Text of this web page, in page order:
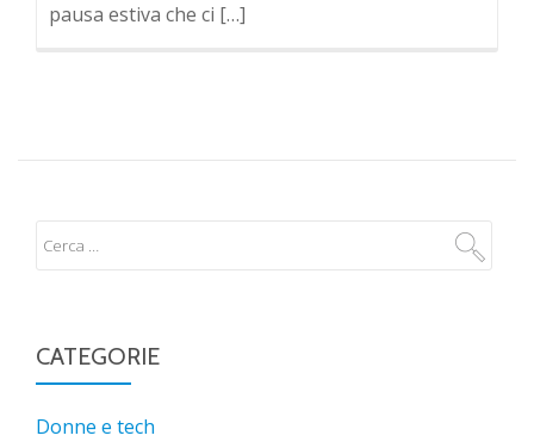
pausa estiva che ci […]
CATEGORIE
Donne e tech